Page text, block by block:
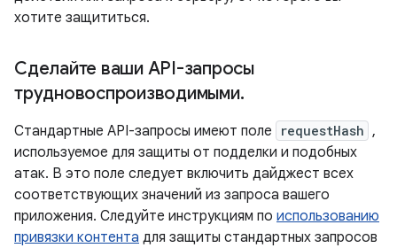
хотите защититься.
Сделайте ваши API-запросы
трудновоспроизводимыми.
Стандартные API-запросы имеют поле requestHash ,
используемое для защиты от подделки и подобных
атак. В это поле следует включить дайджест всех
соответствующих значений из запроса вашего
приложения. Следуйте инструкциям по использованию
привязки контента для защиты стандартных запросов